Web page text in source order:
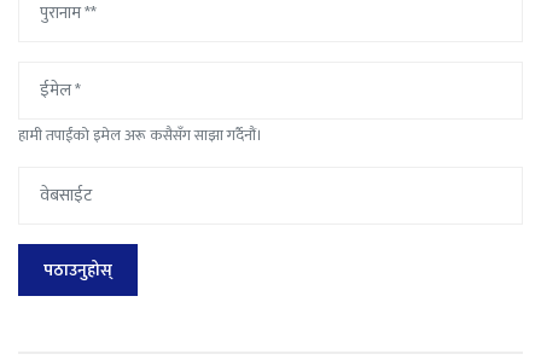
हामी तपाईंको इमेल अरू कसैसँग साझा गर्दैनौं।